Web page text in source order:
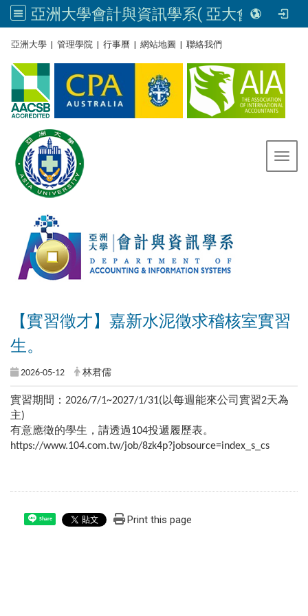
亞洲大學會計與資訊學系( 亞大會資系官網) | Asia University, Taiwan
亞洲大學 | 管理學院 | 行事曆 | 網站地圖 | 聯絡我們
【實習徵才】嘉新水泥徵求稽核室實習
生。
2026-05-12 林君儒
實習期間：2026/7/1~2027/1/31(以每週能來公司實習2天為
主)
有意應徵的學生，請透過104投遞履歷表。
https://www.104.com.tw/job/8zk4p?jobsource=index_s_cs
Share Print this page